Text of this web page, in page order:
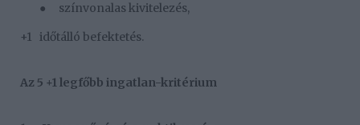
●
színvonalas kivitelezés,
+1 időtálló befektetés.
Az 5 +1 legfőbb ingatlan-kritérium